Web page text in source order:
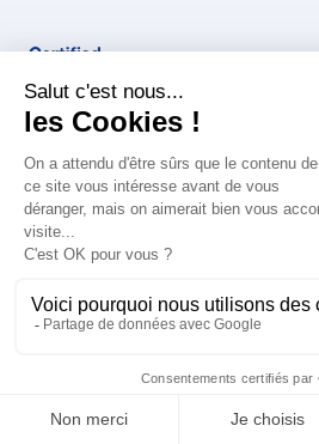
Politique
Instagram Facebook
Retrouvez les informations AGEC de
This site is registered onwpml.orgas a